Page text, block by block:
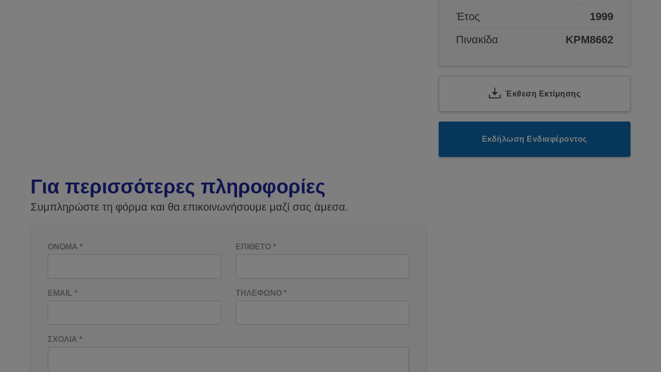
Έτος
1999
Πινακίδα
KPM8662
Έκθεση Εκτίμησης
Εκδήλωση Ενδιαφέροντος
Για περισσότερες πληροφορίες
Συμπληρώστε τη φόρμα και θα επικοινωνήσουμε μαζί σας άμεσα.
ΟΝΟΜΑ * ΕΠΙΘΕΤΟ*
EMAIL * ΤΗΛΕΦΩΝΟ*
ΣΧΟΛΙΑ *